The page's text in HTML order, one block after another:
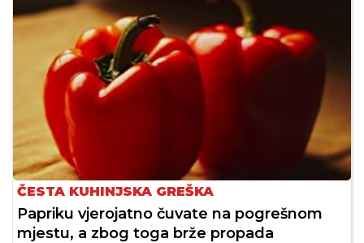
ČESTA KUHINJSKA GREŠKA
Papriku vjerojatno čuvate na pogrešnom
mjestu, a zbog toga brže propada